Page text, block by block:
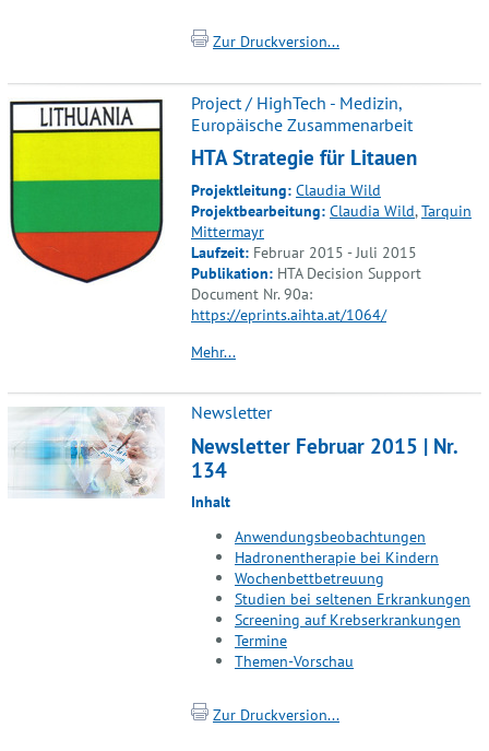
Zur Druckversion...
Project / HighTech - Medizin,
Europäische Zusammenarbeit
HTA Strategie für Litauen
Projektleitung: Claudia Wild
Projektbearbeitung: Claudia Wild,Tarquin
Mittermayr
Laufzeit: Februar 2015 - Juli 2015
Publikation: HTA Decision Support
Document Nr. 90a:
https://eprints.aihta.at/1064/
Mehr...
Newsletter
Newsletter Februar 2015 | Nr.
134
Inhalt
Anwendungsbeobachtungen
Hadronentherapie bei Kindern
Wochenbettbetreuung
Studien bei seltenen Erkrankungen
Screening auf Krebserkrankungen
Termine
Themen-Vorschau
Zur Druckversion...